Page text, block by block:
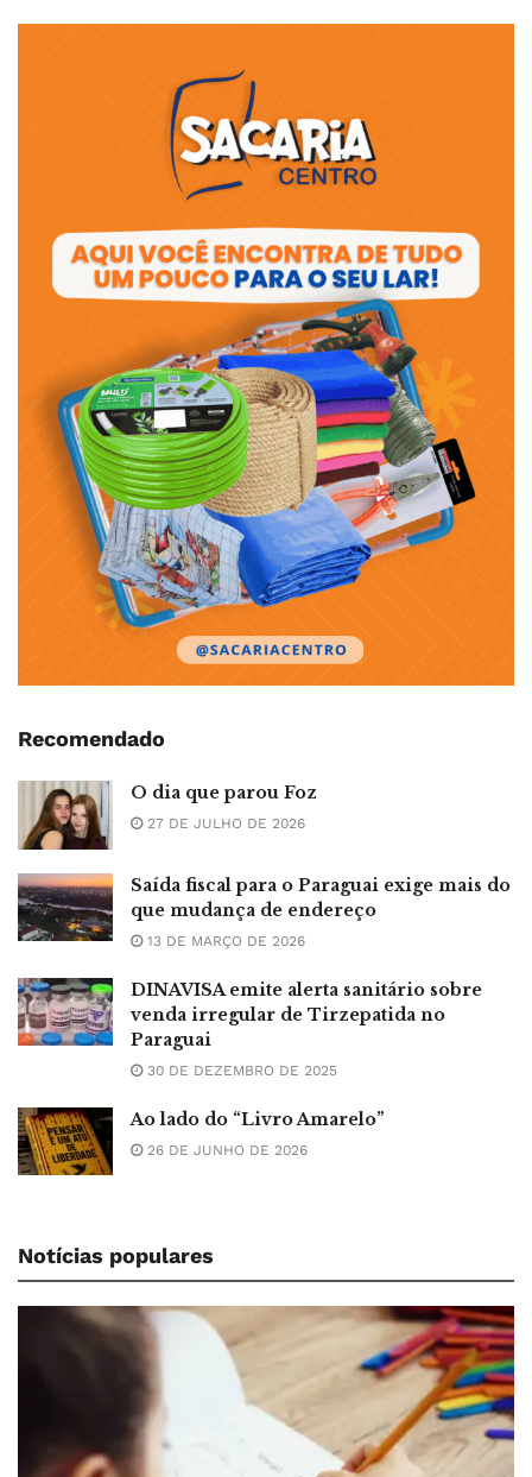
Recomendado
O dia que parou Foz
27 DE JULHO DE 2026
Saída fiscal para o Paraguai exige mais do
que mudança de endereço
13 DE MARÇO DE 2026
DINAVISA emite alerta sanitário sobre
venda irregular de Tirzepatida no
Paraguai
30 DE DEZEMBRO DE 2025
Ao lado do “Livro Amarelo”
26 DE JUNHO DE 2026
Notícias populares